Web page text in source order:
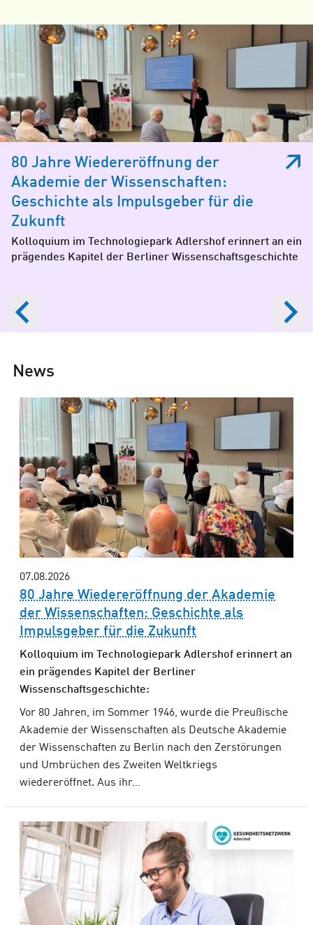
80 Jahre Wiedereröffnung der
Akademie der Wissen­schaften:
Geschichte als Impulsgeber für die
Zukunft
Kolloquium im Technologiepark Adlershof erinnert an ein
prägendes Kapitel der Berliner Wissenschaftsgeschichte
News
07.08.2026
80 Jahre Wiedereröffnung der Akademie
der Wissen­schaften: Geschichte als
Impulsgeber für die Zukunft
Kolloquium im Technologiepark Adlershof erinnert an
ein prägendes Kapitel der Berliner
Wissenschaftsgeschichte:
Vor 80 Jahren, im Sommer 1946, wurde die Preußische
Akademie der Wissenschaften als Deutsche Akademie
der Wissenschaften zu Berlin nach den Zerstörungen
und Umbrüchen des Zweiten Weltkriegs
wiedereröffnet. Aus ihr…